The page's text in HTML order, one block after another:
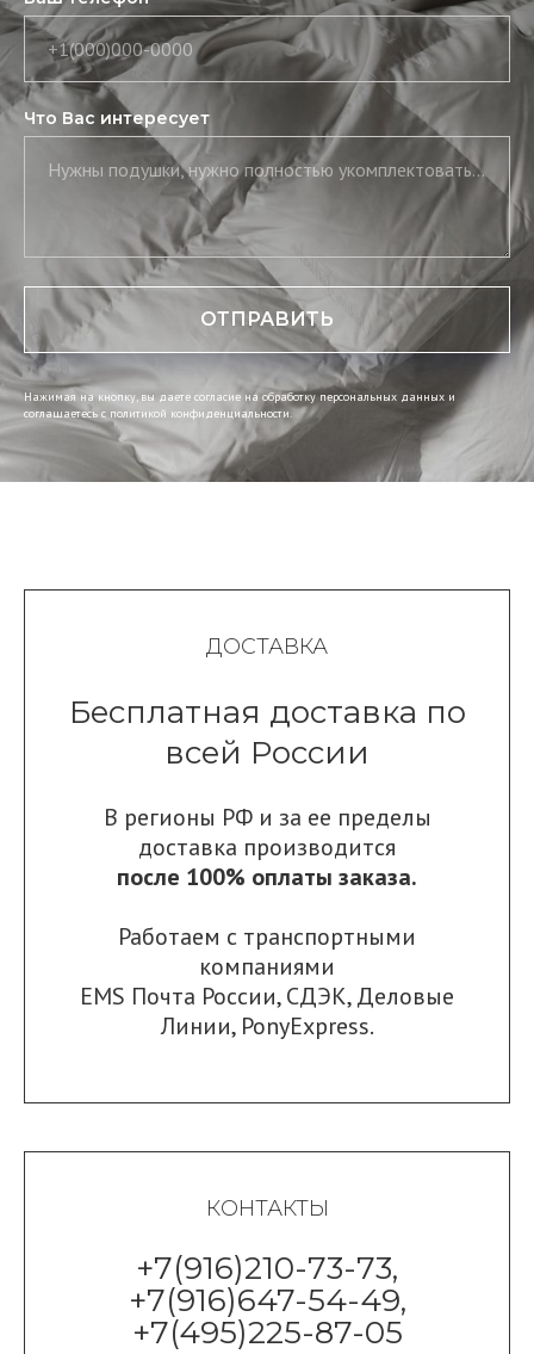
+1(000)000-0000
Что Вас интересует
Нужны подушки, нужно полностью укомплектовать постель, нужны скатерть и салфетки
ОТПРАВИТЬ
Нажимая на кнопку, вы даете согласие на обработку персональных данных и
соглашаетесь c политикой конфиденциальности.
ДОСТАВКА
Бесплатная доставка по
всей России
В регионы РФ и за ее пределы
доставка производится
после 100% оплаты заказа.
Работаем с транспортными
компаниями
EMS Почта России,СДЭК,Деловые
Линии, PonyExpress.
КОНТАКТЫ
+7(916)210-73-73,
+7(916)647-54-49,
+7(495)225-87-05